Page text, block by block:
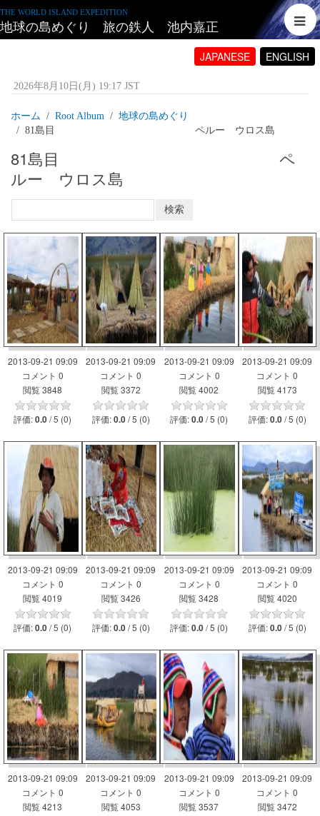
THE WORLD ISLAND EXPEDITION
地球の島めぐり 旅の鉄人 池内嘉正
JAPANESE ENGLISH
2026年8月10日(月) 19:17 JST
ホーム Root Album
地球の島めぐり
81島目 ペルー ウロス島
81島目 ペ
ルー ウロス島
2013-09-21 09:09
コメント 0
閲覧 3848
評価:0.0 / 5 (0)
2013-09-21 09:09
コメント 0
閲覧 3372
評価:0.0 / 5 (0)
2013-09-21 09:09
コメント 0
閲覧 4002
評価:0.0 / 5 (0)
2013-09-21 09:09
コメント 0
閲覧 4173
評価:0.0 / 5 (0)
2013-09-21 09:09
コメント 0
閲覧 4019
評価:0.0 / 5 (0)
2013-09-21 09:09
コメント 0
閲覧 3426
評価:0.0 / 5 (0)
2013-09-21 09:09
コメント 0
閲覧 3428
評価:0.0 / 5 (0)
2013-09-21 09:09
コメント 0
閲覧 4020
評価:0.0 / 5 (0)
2013-09-21 09:09
コメント 0
閲覧 4213
2013-09-21 09:09
コメント 0
閲覧 4053
2013-09-21 09:09
コメント 0
閲覧 3537
2013-09-21 09:09
コメント 0
閲覧 3472